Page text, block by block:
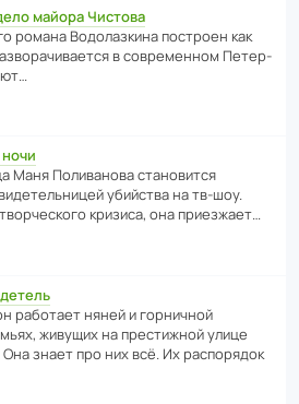
майора Чистова
романа Водо­ла­з­кина пост­роен как
в совре­менном Пете­р­
Маня Поли­ва­нова стано­вится
убийства на тв-шоу.
кризиса, она приезжает…
рабо­тает няней и горни­чной
живущих на прес­ти­жной улице
знает про них всё. Их распо­рядок